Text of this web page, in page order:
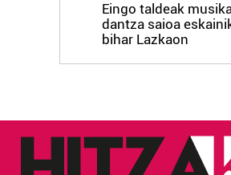
Eingo taldeak
dantza saioa
bihar Lazkaon